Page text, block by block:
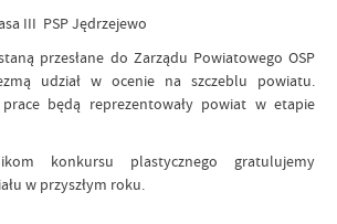
III PSP Jędrzejewo
przesłane do Zarządu Powiatowego OSP
udział w ocenie na szczeblu powiatu.
będą reprezentowały powiat w etapie
konkursu plastycznego gratulujemy
w przyszłym roku.